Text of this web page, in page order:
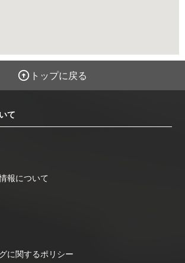
トップに戻る
て
報について
に関するポリシー